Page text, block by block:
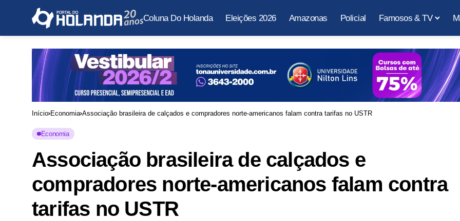
Coluna Do Holanda Eleições 2026 Amazonas Policial Famosos & TV
Início Economia Associação brasileira de calçados e compradores norte-americanos falam contra tarifas no USTR
Economia
Associação brasileira de calçados e
compradores norte-americanos falam contra
tarifas no USTR